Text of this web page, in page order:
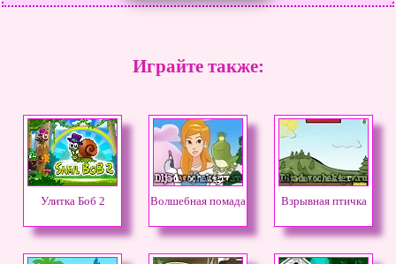
Играйте также:
Улитка Боб 2 Волшебная помада Взрывная птичка